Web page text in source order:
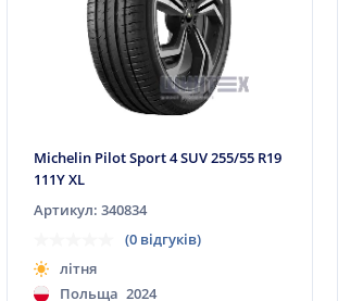
Michelin Pilot Sport 4 SUV 255/55 R19
111Y XL
Артикул: 340834
(0 відгуків)
літня
Польща 2024